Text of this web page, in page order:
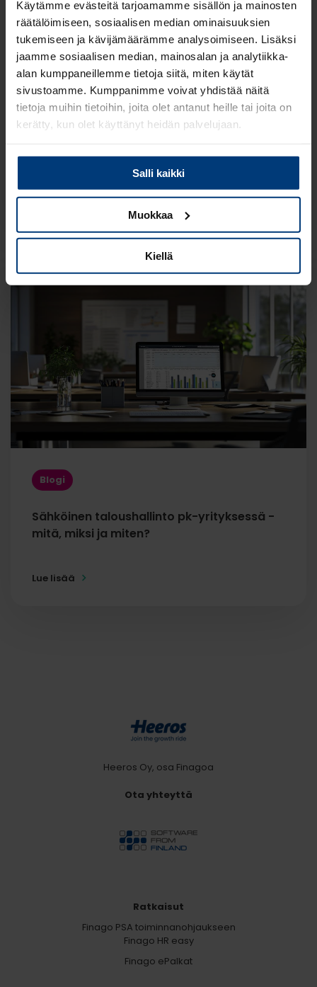
Käytämme evästeitä tarjoamamme sisällön ja mainosten
räätälöimiseen, sosiaalisen median ominaisuuksien
tukemiseen ja kävijämäärämme analysoimiseen. Lisäksi
jaamme sosiaalisen median, mainosalan ja analytiikka-
alan kumppaneillemme tietoja siitä, miten käytät
sivustoamme. Kumppanimme voivat yhdistää näitä
tietoja muihin tietoihin, joita olet antanut heille tai joita on
kerätty, kun olet käyttänyt heidän palvelujaan.
LueTietosuojaehdoistammelisää siitä keitä olemme,
miten voit ottaa meihin yhteyttä ja miten käsittelemme
henkilökohtaisia tietojasi.
Salli kaikki
Muokkaa
Kiellä
Blogi
Ranska siirtyy pakolliseen
Lue lisää
Blogi
Sähköinen taloushallinto pk-yrityksessä -
mitä, miksi ja miten?
Lue lisää
Heeros Oy, osa Finagoa
Ota yhteyttä
Ratkaisut
Finago PSA toiminnanohjaukseen
Finago HR easy
Finago ePalkat